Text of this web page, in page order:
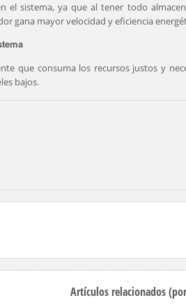
el sistema, ya que al tener todo
gana mayor velocidad y eficiencia
que consuma los recursos justos y
bajos.
Artículos relacionados